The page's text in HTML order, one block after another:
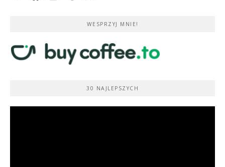
WESPRZYJ MNIE!
30 NAJLEPSZYCH